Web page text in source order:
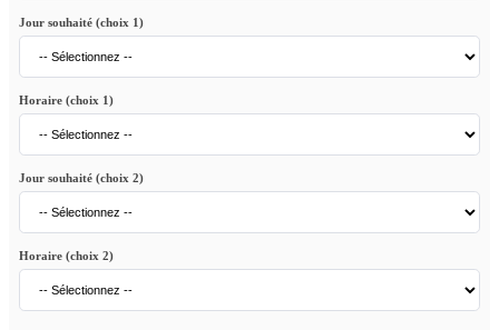
Jour souhaité (choix 1)
Horaire (choix 1)
Jour souhaité (choix 2)
Horaire (choix 2)